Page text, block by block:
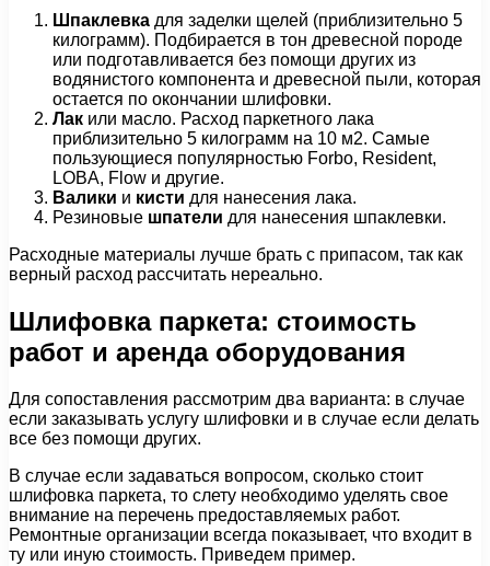
Шпаклевка для заделки щелей (приблизительно 5
килограмм). Подбирается в тон древесной породе
или подготавливается без помощи других из
водянистого компонента и древесной пыли, которая
остается по окончании шлифовки.
Лак или масло. Расход паркетного лака
приблизительно 5 килограмм на 10 м2. Самые
пользующиеся популярностью Forbo, Resident,
LOBA, Flow и другие.
Валики и кисти для нанесения лака.
Резиновые шпатели для нанесения шпаклевки.
Расходные материалы лучше брать с припасом, так как
верный расход рассчитать нереально.
Шлифовка паркета: стоимость
работ и аренда оборудования
Для сопоставления рассмотрим два варианта: в случае
если заказывать услугу шлифовки и в случае если делать
все без помощи других.
В случае если задаваться вопросом, сколько стоит
шлифовка паркета, то слету необходимо уделять свое
внимание на перечень предоставляемых работ.
Ремонтные организации всегда показывает, что входит в
ту или иную стоимость. Приведем пример.